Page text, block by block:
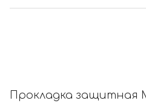
Прокладка защитная